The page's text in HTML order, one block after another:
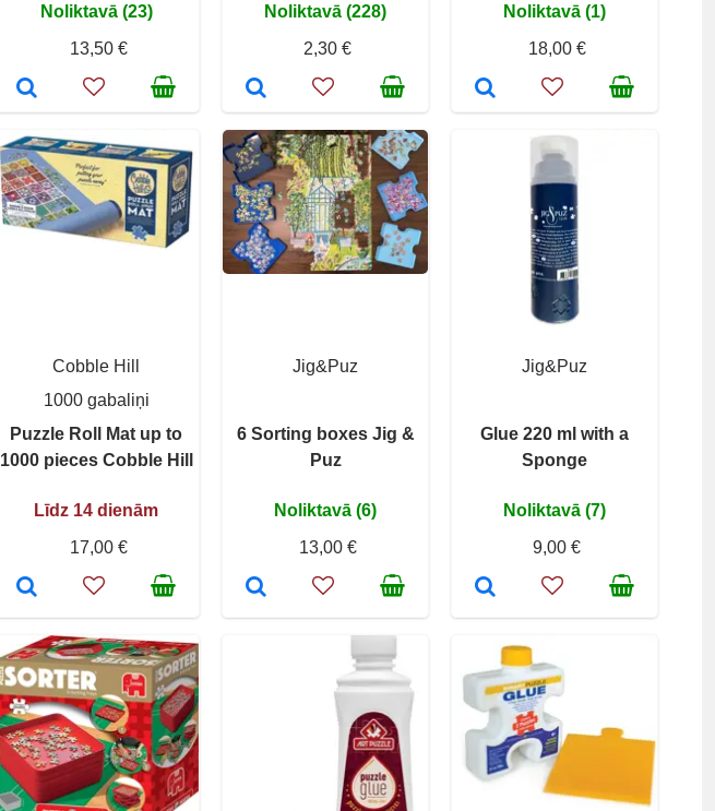
Noliktavā (23)
13,50 €
Noliktavā (228)
2,30 €
Noliktavā (1)
18,00 €
Cobble Hill
1000 gabaliņi
Puzzle Roll Mat up to
1000 pieces Cobble Hill
Līdz 14 dienām
17,00 €
Jig&Puz
6 Sorting boxes Jig &
Puz
Noliktavā (6)
13,00 €
Jig&Puz
Glue 220 ml with a
Sponge
Noliktavā (7)
9,00 €